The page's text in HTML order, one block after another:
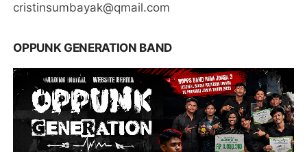
cristinsumbayak@qmail.com
OPPUNK GENERATION BAND